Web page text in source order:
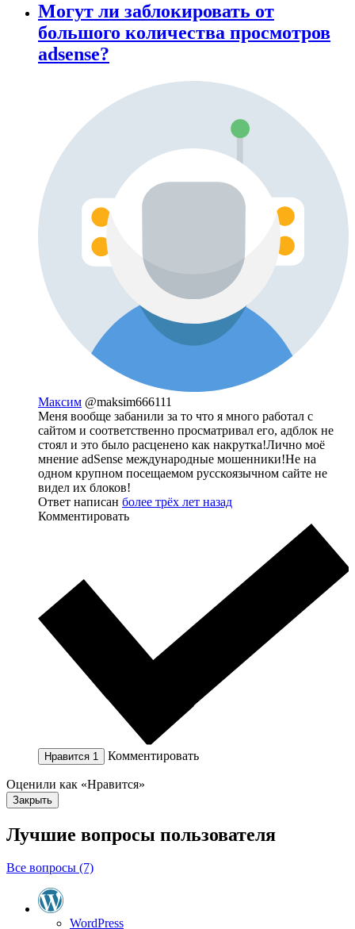
Могут ли заблокировать от
большого количества просмотров
adsense?
Максим @maksim666111
Меня вообще забанили за то что я много работал с
сайтом и соответственно просматривал его, адблок не
стоял и это было расценено как накрутка!Лично моё
мнение adSense международные мошенники!Не на
одном крупном посещаемом русскоязычном сайте не
видел их блоков!
Ответ написан более трёх лет назад
Комментировать
Нравится 1 Комментировать
Оценили как «Нравится»
Закрыть
Лучшие вопросы пользователя
Все вопросы (7)
WordPress